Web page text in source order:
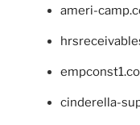
ameri-
cinderella-